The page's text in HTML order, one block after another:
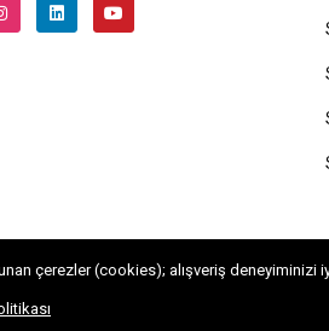
Markasıdır.
çerezler (cookies); alışveriş deneyiminizi